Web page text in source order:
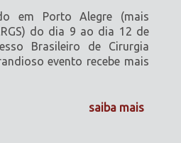
em Porto Alegre (mais
do dia 9 ao dia 12 de
Brasileiro de Cirurgia
evento recebe mais
saiba mais